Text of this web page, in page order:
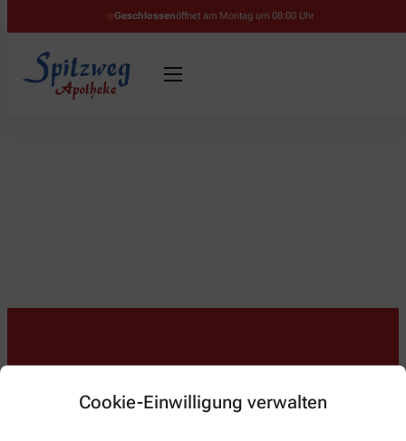
Cookie-Einwilligung verwalten
Geschlossenöffnet am Montag um 08:00 Uhr